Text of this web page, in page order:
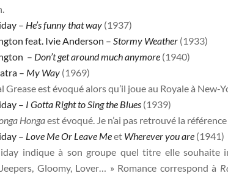
– He’s funny that way(1937)
feat. Ivie Anderson – Stormy Weather(1933)
– Don’t get around much anymore(1940)
– My Way(1969)
Grease est évoqué alors qu’il joue au Royale à New-
– I Gotta Right to Sing the Blues(1939)
Hongaest évoqué. Je n’ai pas retrouvé la référence
– Love Me Or Leave Meet Wherever you are(1941)
indique à son groupe quel titre elle souhaite
Gloomy, Lover… » Romance correspond à